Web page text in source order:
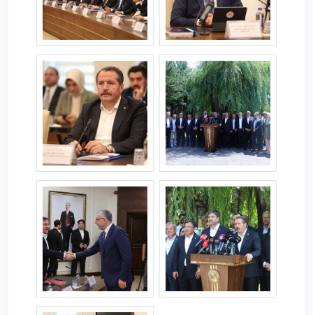
8.donem2.jpg 8.donem3.jpg
8.donem4.jpg 8.donem6.jpg
8.donem8.jpg 8.donem9.jpg